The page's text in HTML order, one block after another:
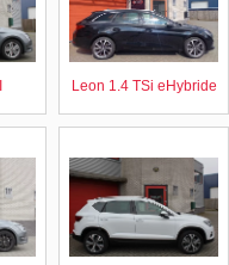
Leon 1.4 TSi eHybride